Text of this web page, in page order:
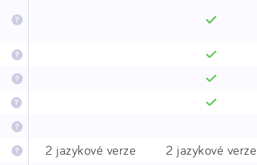
2 jazykové verze
2 jazykové verze